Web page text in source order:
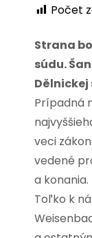
Počet
Strana
súdu.
Dělnickej
Prípadná
veci
vedené
a
Toľko k